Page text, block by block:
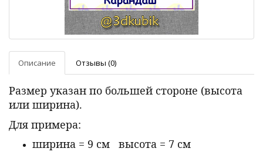
Описание Отзывы (0)
Размер указан по большей стороне (высота
или ширина).
Для примера:
ширина = 9 см высота = 7 см